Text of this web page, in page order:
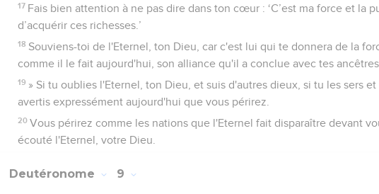
17 Fais bien attention à ne pas dire dans ton cœur : ‘C’est ma force et la
d’acquérir ces richesses.’
18 Souviens-toi de l'Eternel, ton Dieu, car c'est lui qui te donnera de la
comme il le fait aujourd'hui, son alliance qu'il a conclue avec tes
19 » Si tu oublies l'Eternel, ton Dieu, et suis d'autres dieux, si tu les sers
avertis expressément aujourd'hui que vous périrez.
20 Vous périrez comme les nations que l'Eternel fait disparaître devant
écouté l'Eternel, votre Dieu.
Deutéronome 9